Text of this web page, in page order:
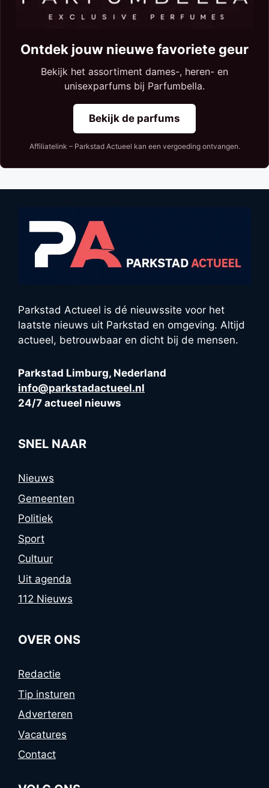
Ontdek jouw nieuwe favoriete geur
Bekijk het assortiment dames-, heren- en
unisexparfums bij Parfumbella.
Bekijk de parfums
Affiliatelink – Parkstad Actueel kan een vergoeding ontvangen.
Parkstad Actueel is dé nieuwssite voor het
laatste nieuws uit Parkstad en omgeving. Altijd
actueel, betrouwbaar en dicht bij de mensen.
Parkstad Limburg, Nederland
info@parkstadactueel.nl
24/7 actueel nieuws
SNEL NAAR
Nieuws
Gemeenten
Politiek
Sport
Cultuur
Uit agenda
112 Nieuws
OVER ONS
Redactie
Tip insturen
Adverteren
Vacatures
Contact